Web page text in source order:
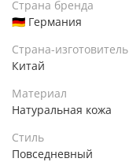
Страна бренда
🇩🇪 Германия
Страна-изготовитель
Китай
Материал
Натуральная кожа
Стиль
Повседневный